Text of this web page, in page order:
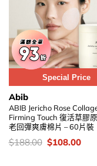
Special Price
Abib
ABIB Jericho Rose
Firming Touch 復活草膠
老回彈爽膚棉片 – 60片裝
價
錢：
$188.00 Original
price
$108.00